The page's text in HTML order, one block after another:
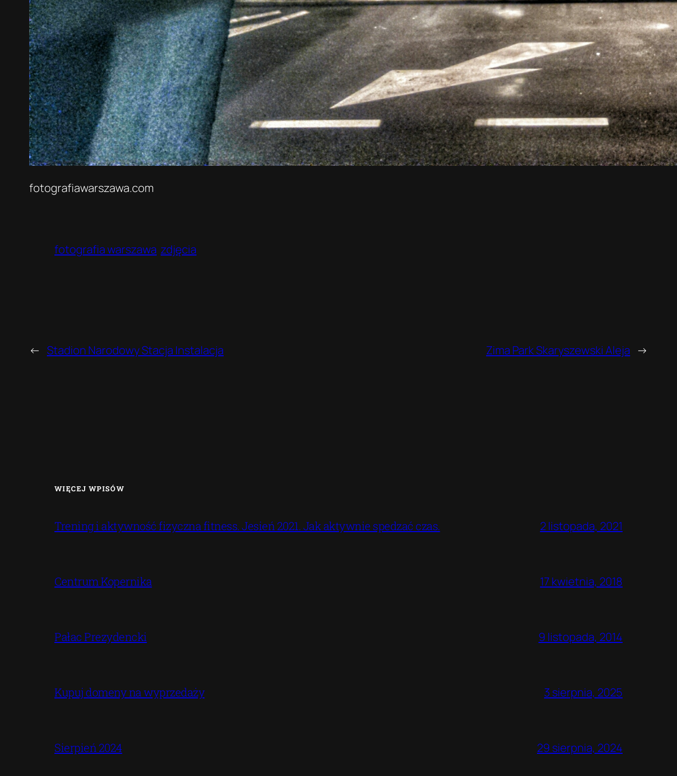
fotografiawarszawa.com
fotografia warszawa zdjęcia
← Stadion Narodowy Stacja Instalacja Zima Park Skaryszewski Aleja →
WIĘCEJ WPISÓW
Trening i aktywność fizyczna fitness. Jesień 2021. Jak aktywnie spedzać czas. 2 listopada, 2021
Centrum Kopernika 17 kwietnia, 2018
Pałac Prezydencki 9 listopada, 2014
Kupuj domeny na wyprzedaży 3 sierpnia, 2025
Sierpień 2024 29 sierpnia, 2024